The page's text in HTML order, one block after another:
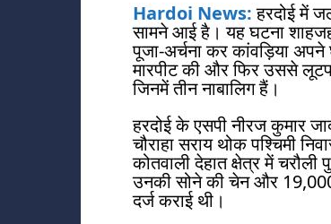
Hardoi News:हरदोई में
सामने आई है। यह घटना
पूजा-अर्चना कर कांवड़िया
मारपीट की और फिर उससे
जिनमें तीन नाबालिग हैं।
हरदोई के एसपी नीरज कुमार
चौराहा सराय थोक पश्चिमी
कोतवाली देहात क्षेत्र में
उनकी सोने की चेन और 19,000
दर्ज कराई थी।